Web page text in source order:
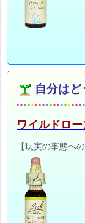
自分は
ワイルドロー
【現実の事態へ